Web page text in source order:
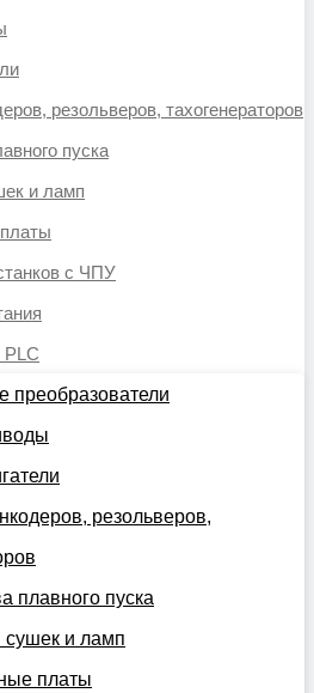
резольверов, тахогенераторов
пуска
и ламп
с ЧПУ
преобразователи
резольверов,
плавного пуска
сушек и ламп
платы